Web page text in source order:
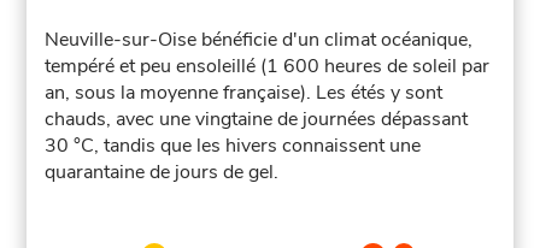
Neuville-sur-Oise bénéficie d'un climat océanique,
tempéré et peu ensoleillé (1 600 heures de soleil par
an, sous la moyenne française). Les étés y sont
chauds, avec une vingtaine de journées dépassant
30 °C, tandis que les hivers connaissent une
quarantaine de jours de gel.